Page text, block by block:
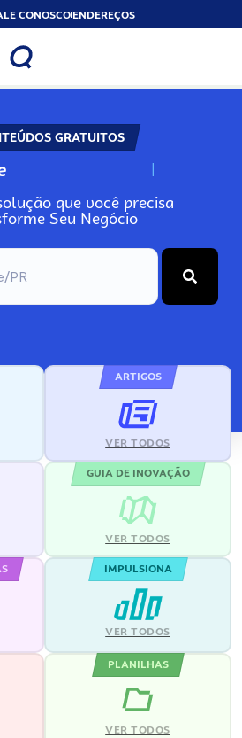
CONOSCOENDEREÇOS
GRATUITOS
N
que você precisa
Seu Negócio
ARTIGOS
VER TODOS
GUIA DE INOVAÇÃO
VER TODOS
IMPULSIONA
VER TODOS
PLANILHAS
VER TODOS